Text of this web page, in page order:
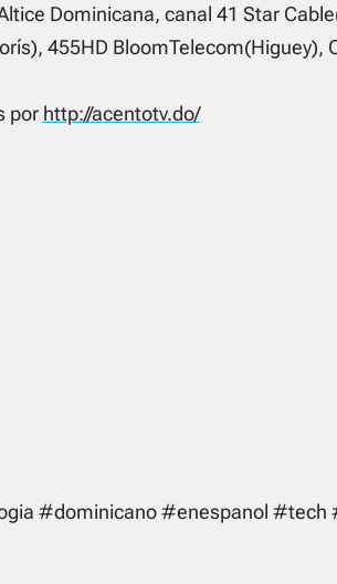
Dominicana, canal 41 Star
455HD BloomTelecom(Higuey),
por http://acentotv.do/
#dominicano #enespanol #tech